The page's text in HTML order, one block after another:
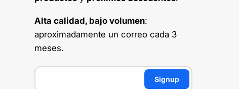
Alta calidad, bajo volumen:
aproximadamente un correo cada 3
meses.
Signup